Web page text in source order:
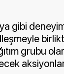
gibi
grubu